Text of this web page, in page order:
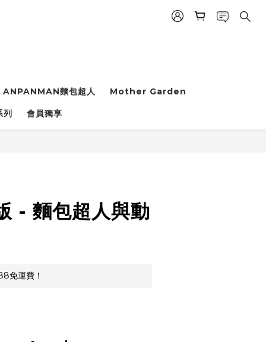
ANPANMAN麵包超人 Mother Garden
會員獨享
- 麵包超人與動
免運費！